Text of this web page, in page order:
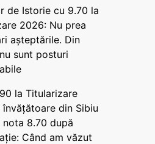
de Istorie cu 9.70 la
2026: Nu prea
așteptările. Din
sunt posturi
la Titularizare
învățătoare din Sibiu
8.70 după
Când am văzut